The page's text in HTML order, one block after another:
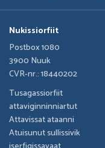
Nukissiorfiit
Postbox 1080
3900 Nuuk
CVR-nr.: 18440202
Tusagassiorfiit
attaviginninniartut
Attavissat ataanni
Atuisunut sullissivik